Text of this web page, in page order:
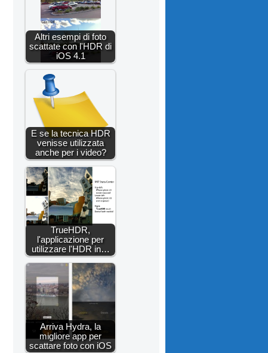
Altri esempi di foto
scattate con l'HDR di
iOS 4.1
E se la tecnica HDR
venisse utilizzata
anche per i video?
TrueHDR,
l'applicazione per
utilizzare l'HDR in…
Arriva Hydra, la
migliore app per
scattare foto con iOS